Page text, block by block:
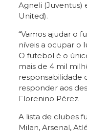
Agneli (Juventus)
United).
“Vamos ajudar o
níveis a ocupar o
O futebol é o
mais de 4 mil
responsabilidade
responder aos
Florenino Pérez.
A lista de clubes
Milan, Arsenal,